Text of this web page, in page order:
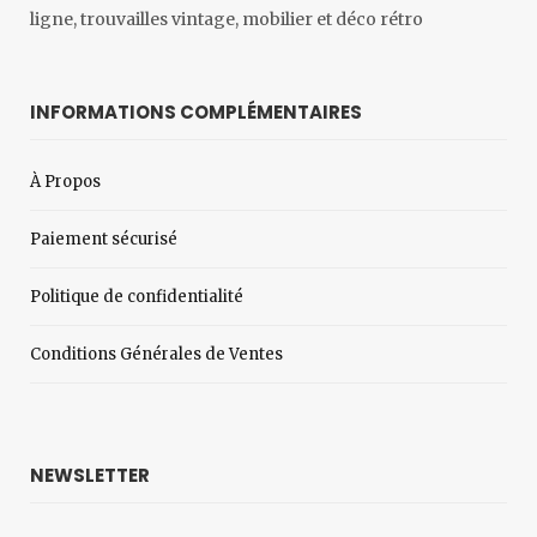
ligne, trouvailles vintage, mobilier et déco rétro
INFORMATIONS COMPLÉMENTAIRES
À Propos
Paiement sécurisé
Politique de confidentialité
Conditions Générales de Ventes
NEWSLETTER